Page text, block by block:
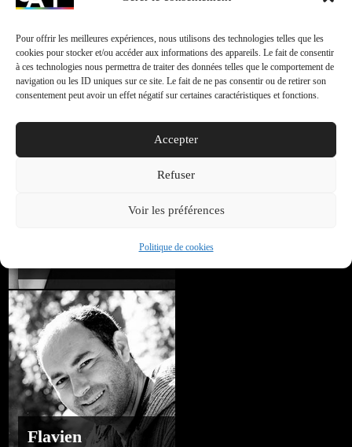
Pour offrir les meilleures expériences, nous utilisons des technologies telles que les
cookies pour stocker et/ou accéder aux informations des appareils. Le fait de consentir
à ces technologies nous permettra de traiter des données telles que le comportement de
navigation ou les ID uniques sur ce site. Le fait de ne pas consentir ou de retirer son
consentement peut avoir un effet négatif sur certaines caractéristiques et fonctions.
Accepter
Refuser
Voir les préférences
Politique de cookies
Partenaires
Flavien